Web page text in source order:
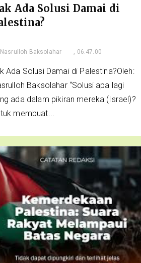
Ada Solusi Damai di
Nasrulloh Baksolahar , 06.47.00
Ada Solusi Damai di Palestina?Oleh:
Baksolahar “Solusi apa lagi
ada dalam pikiran mereka (Israel)?
membuat...